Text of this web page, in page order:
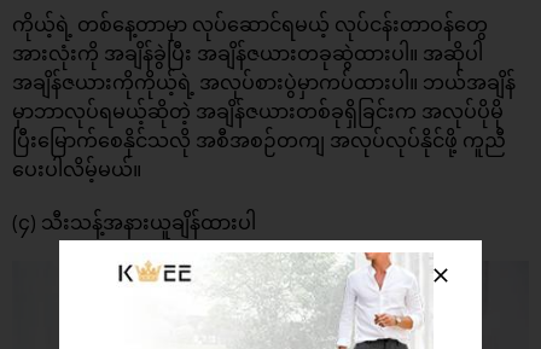
ကိုယ့်ရဲ့ တစ်နေ့တာမှာ လုပ်ဆောင်ရမယ့် လုပ်ငန်းတာဝန်တွေ
အားလုံးကို အချိန်ခွဲပြီး အချိန်ဇယားတခုဆွဲထားပါ။ အဆိုပါ
အချိန်ဇယားကိုကိုယ့်ရဲ့ အလုပ်စားပွဲမှာကပ်ထားပါ။ ဘယ်အချိန်
မှာဘာလုပ်ရမယ့်ဆိုတဲ့ အချိန်ဇယားတစ်ခုရှိခြင်းက အလုပ်ပိုမို
ပြီးမြောက်စေနိုင်သလို အစီအစဉ်တကျ အလုပ်လုပ်နိုင်ဖို့ ကူညီ
ပေးပါလိမ့်မယ်။
(၄) သီးသန့်အနားယူချိန်ထားပါ